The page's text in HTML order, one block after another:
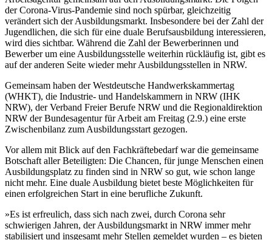
der Corona-Virus-Pandemie sind noch spürbar, gleichzeitig
verändert sich der Ausbildungsmarkt. Insbesondere bei der Zahl der
Jugendlichen, die sich für eine duale Berufsausbildung interessieren,
wird dies sichtbar. Während die Zahl der Bewerberinnen und
Bewerber um eine Ausbildungsstelle weiterhin rückläufig ist, gibt es
auf der anderen Seite wieder mehr Ausbildungsstellen in NRW.
Gemeinsam haben der Westdeutsche Handwerkskammertag
(WHKT), die Industrie- und Handelskammern in NRW (IHK
NRW), der Verband Freier Berufe NRW und die Regionaldirektion
NRW der Bundesagentur für Arbeit am Freitag (2.9.) eine erste
Zwischenbilanz zum Ausbildungsstart gezogen.
Vor allem mit Blick auf den Fachkräftebedarf war die gemeinsame
Botschaft aller Beteiligten: Die Chancen, für junge Menschen einen
Ausbildungsplatz zu finden sind in NRW so gut, wie schon lange
nicht mehr. Eine duale Ausbildung bietet beste Möglichkeiten für
einen erfolgreichen Start in eine berufliche Zukunft.
»Es ist erfreulich, dass sich nach zwei, durch Corona sehr
schwierigen Jahren, der Ausbildungsmarkt in NRW immer mehr
stabilisiert und insgesamt mehr Stellen gemeldet wurden – es bieten